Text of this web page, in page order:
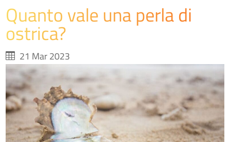
Quanto vale una perla di
ostrica?
21 Mar 2023